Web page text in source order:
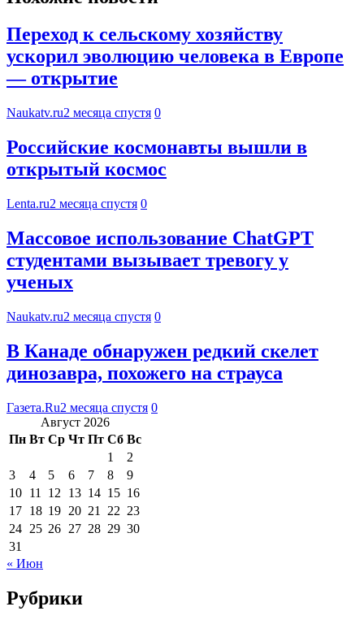
Переход к сельскому хозяйству
ускорил эволюцию человека в Европе
— открытие
Naukatv.ru2 месяца спустя 0
Российские космонавты вышли в
открытый космос
Lenta.ru2 месяца спустя 0
Массовое использование ChatGPT
студентами вызывает тревогу у
ученых
Naukatv.ru2 месяца спустя 0
В Канаде обнаружен редкий скелет
динозавра, похожего на страуса
Газета.Ru2 месяца спустя 0
Август 2026
Пн Вт Ср Чт Пт Сб Вс
1
2
3
4 5 6 7 8
9
10 11 12 13 14 15 16
17 18 19 20 21 22 23
24 25 26 27 28 29 30
31
« Июн
Рубрики